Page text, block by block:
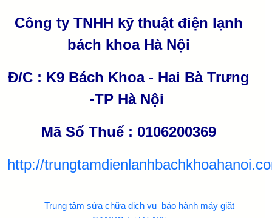
Công ty TNHH kỹ thuật điện lạnh
bách khoa Hà Nội
Đ/C : K9 Bách Khoa - Hai Bà Trưng
-TP Hà Nội
Mã Số Thuế : 0106200369
http://
Trung tâm sửa chữa dịch vụ bảo hành máy giặt